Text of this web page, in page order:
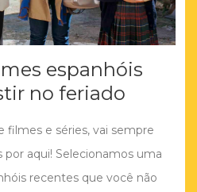
espanhóis
no feriado
filmes e séries, vai sempre
por aqui! Selecionamos uma
recentes que você não